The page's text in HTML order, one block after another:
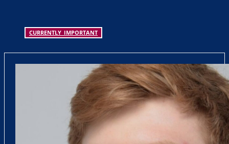
CURRENTLY_IMPORTANT